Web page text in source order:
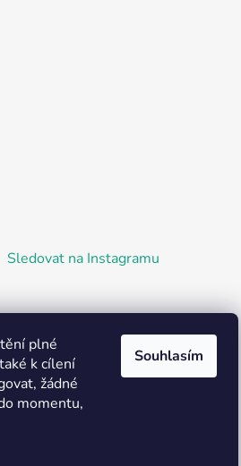
plné
k cílení
žádné
momentu,
Souhlasím
Sledovat na Instagramu
Plzeň